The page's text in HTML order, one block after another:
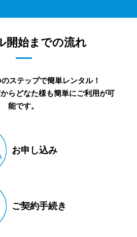
開始までの流れ
ステップで簡単レンタル！
らどなた様も簡単にご利用が可
能です。
お申し込み
ご契約手続き